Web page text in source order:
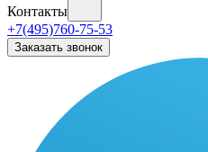
Контакты
+7(495)760-75-53
Заказать звонок